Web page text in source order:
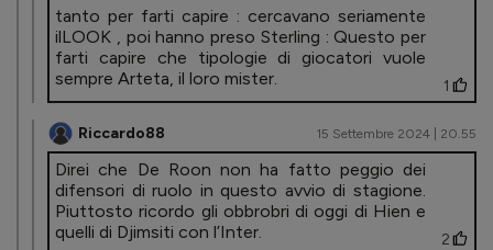
tanto per farti capire : cercavano seriamente
ilLOOK , poi hanno preso Sterling : Questo per
farti capire che tipologie di giocatori vuole
sempre Arteta, il loro mister.
1
Riccardo88 15 Settembre 2024 | 20.55
Direi che De Roon non ha fatto peggio dei
difensori di ruolo in questo avvio di stagione.
Piuttosto ricordo gli obbrobri di oggi di Hien e
quelli di Djimsiti con l’Inter.
2